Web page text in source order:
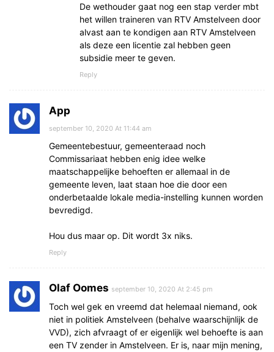
De wethouder gaat nog een stap verder mbt
het willen traineren van RTV Amstelveen door
alvast aan te kondigen aan RTV Amstelveen
als deze een licentie zal hebben geen
subsidie meer te geven.
Reply
App
september 10, 2020 At 11:44 am
Gemeentebestuur, gemeenteraad noch
Commissariaat hebben enig idee welke
maatschappelijke behoeften er allemaal in de
gemeente leven, laat staan hoe die door een
onderbetaalde lokale media-instelling kunnen worden
bevredigd.
Hou dus maar op. Dit wordt 3x niks.
Reply
Olaf Oomes september 10, 2020 At 2:45 pm
Toch wel gek en vreemd dat helemaal niemand, ook
niet in politiek Amstelveen (behalve waarschijnlijk de
VVD), zich afvraagt of er eigenlijk wel behoefte is aan
een TV zender in Amstelveen. Er is, naar mijn mening,